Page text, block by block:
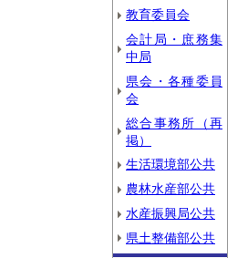
教育委員会
会計局・庶務集
中局
県会・各種委員
会
総合事務所（再
掲）
生活環境部公共
農林水産部公共
水産振興局公共
県土整備部公共